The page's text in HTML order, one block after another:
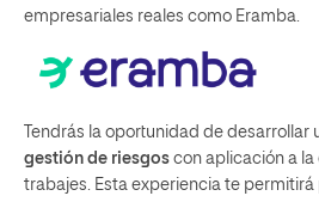
empresariales reales como Eramba.
Tendrás la oportunidad de desarrollar
gestión de riesgos con aplicación a
trabajes. Esta experiencia te permitirá